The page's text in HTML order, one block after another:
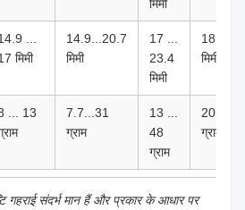
मिमी
...
मिमी
14.9...20.7
मिमी
17 ...
23.4
मिमी
मिमी
... 13
7.7...31
ग्राम
13 ...
48
ग्राम
20 ...
ग्राम
गहराई संदर्भ मान हैं और प्रकार के आधार पर